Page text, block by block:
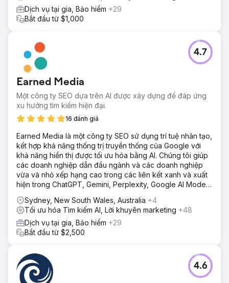
Dịch vụ tại gia, Bảo hiểm +29
Bắt đầu từ $1,000
Earned Media
Một công ty SEO dựa trên AI được xây dựng để đáp ứng
xu hướng tìm kiếm hiện đại.
16 đánh giá
4.7
Earned Media là một công ty SEO sử dụng trí tuệ nhân tạo,
kết hợp khả năng thống trị truyền thống của Google với
khả năng hiển thị được tối ưu hóa bằng AI. Chúng tôi giúp
các doanh nghiệp dẫn đầu ngành và các doanh nghiệp
vừa và nhỏ xếp hạng cao trong các liên kết xanh và xuất
hiện trong ChatGPT, Gemini, Perplexity, Google AI Mode
Sydney, New South Wales, Australia +4
Tối ưu hóa Tìm kiếm AI, Lời khuyên marketing +48
Dịch vụ tại gia, Bảo hiểm +29
Bắt đầu từ $2,500
4.6